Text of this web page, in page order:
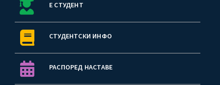
Е СТУДЕНТ
СТУДЕНТСКИ ИНФО
РАСПОРЕД НАСТАВЕ